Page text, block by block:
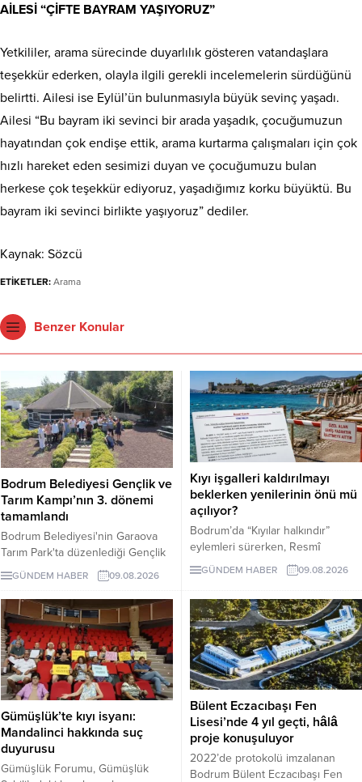
AİLESİ “ÇİFTE BAYRAM YAŞIYORUZ”
Yetkililer, arama sürecinde duyarlılık gösteren vatandaşlara
teşekkür ederken, olayla ilgili gerekli incelemelerin sürdüğünü
belirtti. Ailesi ise Eylül’ün bulunmasıyla büyük sevinç yaşadı.
Ailesi “Bu bayram iki sevinci bir arada yaşadık, çocuğumuzun
hayatından çok endişe ettik, arama kurtarma çalışmaları için çok
hızlı hareket eden sesimizi duyan ve çocuğumuzu bulan
herkese çok teşekkür ediyoruz, yaşadığımız korku büyüktü. Bu
bayram iki sevinci birlikte yaşıyoruz” dediler.
Kaynak: Sözcü
ETİKETLER: Arama
Benzer Konular
Bodrum Belediyesi Gençlik ve
Tarım Kampı’nın 3. dönemi
tamamlandı
Bodrum Belediyesi'nin Garaova
Tarım Park'ta düzenlediği Gençlik
ve Tarım Kampı'nın 3. dönemi;
lavanta hasadı, sürdürülebilir tarım
eğitimleri ve Agro Bodrum Rotası
ziyaretleriyle tamamlandı.
Katılımcılara sertifika töreniyle
belgeleri verildi.
GÜNDEM HABER 09.08.2026
Kıyı işgalleri kaldırılmayı
beklerken yenilerinin önü mü
açılıyor?
Bodrum’da “Kıyılar halkındır”
eylemleri sürerken, Resmî
Gazete’de yayımlanan
yönetmelikle kıyı ve sahil
Bakanlığa bağlı kuruluşlara ve
iştiraklerine kiralanmasının önü
açıldı. Alanların daha sonra
üçüncü kişilere kullandırılmasını
engelleyen açık bir hüküm
bulunmaması yeni kıyı işgalleri
endişesi yarattı.
GÜNDEM HABER 09.08.2026
Gümüşlük’te kıyı isyanı:
Mandalinci hakkında suç
duyurusu
Gümüşlük Forumu, Gümüşlük
Bülent Eczacıbaşı Fen
Lisesi’nde 4 yıl geçti, hâlâ
proje konuşuluyor
2022’de protokolü imzalanan
Bodrum Bülent Eczacıbaşı Fen